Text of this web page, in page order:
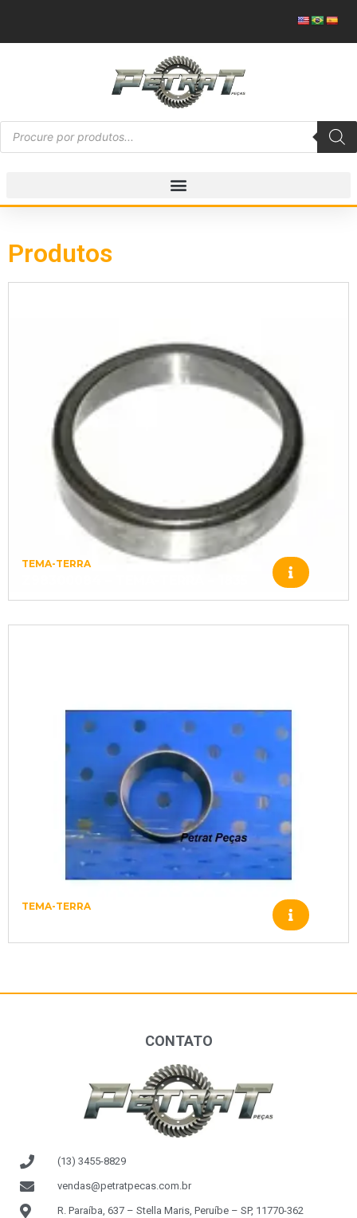
Produtos
TEMA-TERRA
TEMA-TERRA
CONTATO
(13) 3455-8829
vendas@petratpecas.com.br
R. Paraíba, 637 – Stella Maris, Peruíbe – SP, 11770-362